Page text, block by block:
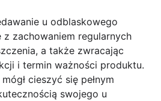
u odblaskowego
zachowaniem regularnych
a także zwracając
i termin ważności produktu.
cieszyć się pełnym
swojego u